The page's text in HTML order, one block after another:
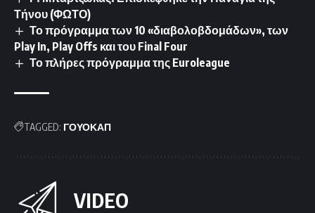
Τήνου (ΦΩΤΟ)
Το πρόγραμμα των 10 «διαβολοβδομάδων», των
Play In, Play Offs και του Final Four
Το πλήρες πρόγραμμα της Euroleague
TAGGED: ΓΟΥΟΚΑΠ
VIDEO